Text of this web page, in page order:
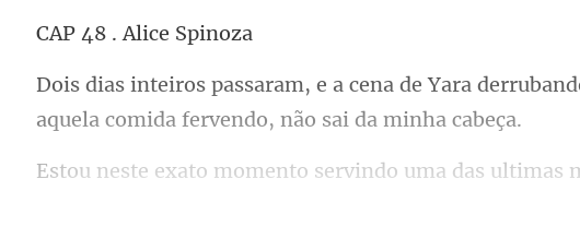
. Alice
ara
aquela